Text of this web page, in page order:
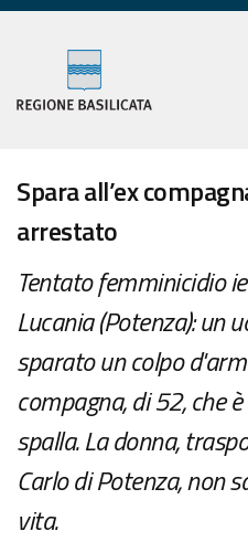
Spara all’ex
arrestato
Tentato femminicidio
Lucania (Potenza): un
sparato un colpo
compagna, di 52, che
spalla. La donna,
Carlo di Potenza, non
vita.